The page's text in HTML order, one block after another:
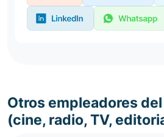
Otros empleadores
(cine, radio, TV,